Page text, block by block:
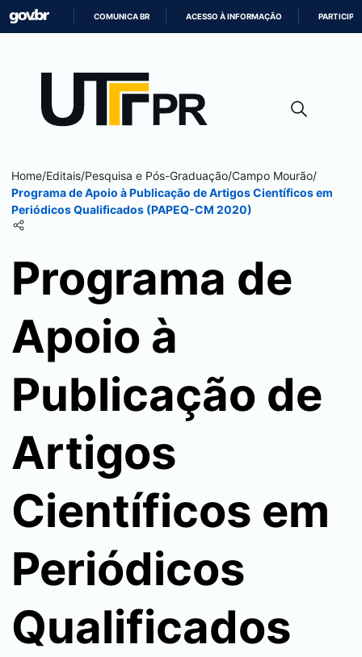
CONTEÚDO
COMUNICA BR ACESSO À INFORMAÇÃO PARTICIPE
Home/Editais/Pesquisa e Pós-Graduação/Campo Mourão/
Programa de Apoio à Publicação de Artigos Científicos em
Periódicos Qualificados (PAPEQ-CM 2020)
Programa de
Apoio à
Publicação de
Artigos
Científicos em
Periódicos
Qualificados